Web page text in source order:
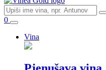
0
Vina